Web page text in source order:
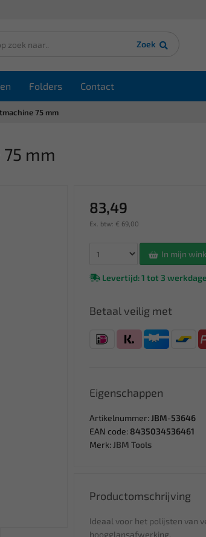
Zoek
Folders Contact
75 mm
mm
83,49
Ex. btw: € 69,00
In mijn
Levertijd: 1 tot 3
Betaal veilig met
Eigenschappen
Artikelnummer: JBM-53646
EAN code: 8435034536461
Merk: JBM Tools
Productomschrijving
Ideaal voor het polijsten van
hoogglansafwerking.